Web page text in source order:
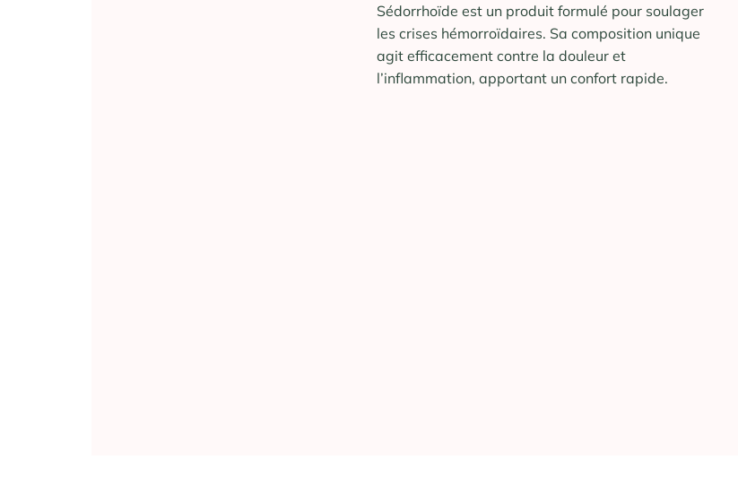
Sédorrhoïde est un produit formulé pour soulager
les crises hémorroïdaires. Sa composition unique
agit efficacement contre la douleur et
l’inflammation, apportant un confort rapide.